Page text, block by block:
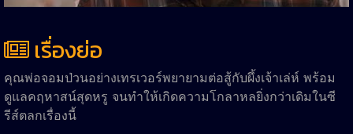
เรื่องย่อ
คุณพ่อจอมป่วนอย่างเทรเวอร์พยายามต่อสู้กับผึ้งเจ้าเล่ห์ พร้อม
ดูแลคฤหาสน์สุดหรู จนทำให้เกิดความโกลาหลยิ่งกว่าเดิมในซี
รีส์ตลกเรื่องนี้